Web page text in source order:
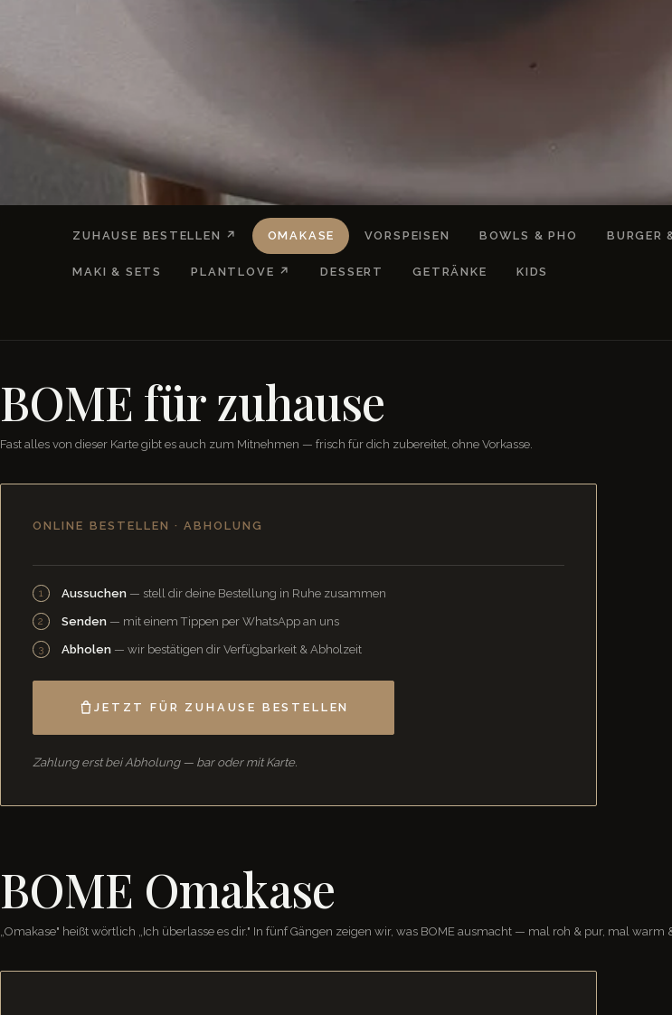
ZUHAUSE BESTELLEN ↗ OMAKASE VORSPEISEN BOWLS & PHO BURGER
MAKI & SETS PLANTLOVE ↗ DESSERT GETRÄNKE KIDS
BOME für zuhause
Fast alles von dieser Karte gibt es auch zum Mitnehmen — frisch für dich zubereitet, ohne Vorkasse.
ONLINE BESTELLEN · ABHOLUNG
Aussuchen— stell dir deine Bestellung in Ruhe zusammen
Senden— mit einem Tippen per WhatsApp an uns
Abholen— wir bestätigen dir Verfügbarkeit & Abholzeit
JETZT FÜR ZUHAUSE BESTELLEN
Zahlung erst bei Abholung — bar oder mit Karte.
BOME Omakase
„Omakase" heißt wörtlich „Ich überlasse es dir." In fünf Gängen zeigen wir, was BOME ausmacht — mal roh & pur, mal warm